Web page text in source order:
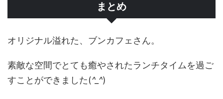
まとめ
オリジナル溢れた、ブンカフェさん。
素敵な空間でとても癒やされたランチタイムを過ご
すことができました(^_^)